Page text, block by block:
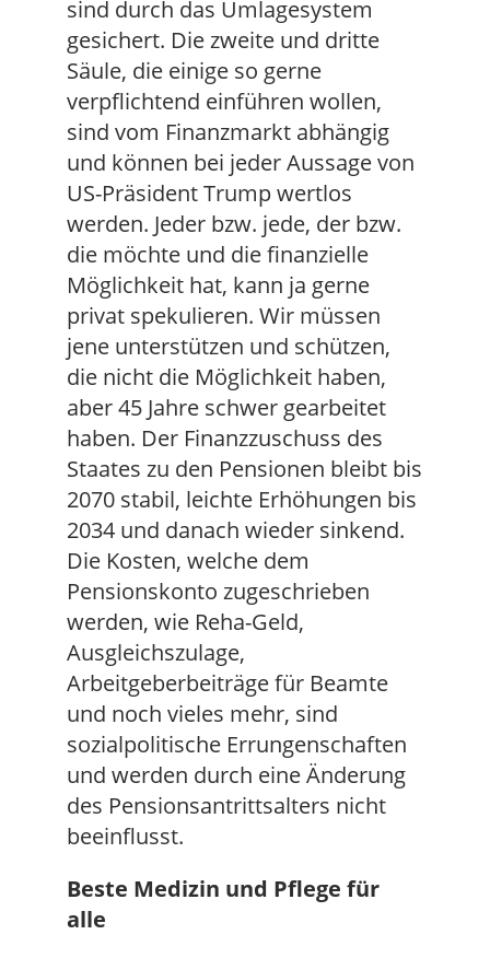
sind durch das Umlagesystem
gesichert. Die zweite und dritte
Säule, die einige so gerne
verpflichtend einführen wollen,
sind vom Finanzmarkt abhängig
und können bei jeder Aussage von
US-Präsident Trump wertlos
werden. Jeder bzw. jede, der bzw.
die möchte und die finanzielle
Möglichkeit hat, kann ja gerne
privat spekulieren. Wir müssen
jene unterstützen und schützen,
die nicht die Möglichkeit haben,
aber 45 Jahre schwer gearbeitet
haben. Der Finanzzuschuss des
Staates zu den Pensionen bleibt bis
2070 stabil, leichte Erhöhungen bis
2034 und danach wieder sinkend.
Die Kosten, welche dem
Pensionskonto zugeschrieben
werden, wie Reha-Geld,
Ausgleichszulage,
Arbeitgeberbeiträge für Beamte
und noch vieles mehr, sind
sozialpolitische Errungenschaften
und werden durch eine Änderung
des Pensionsantrittsalters nicht
beeinflusst.
Beste Medizin und Pflege für
alle